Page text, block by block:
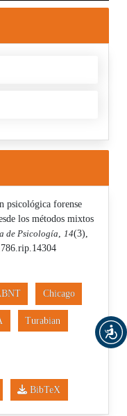
psicológica forense
los métodos mixtos
de Psicología 14(3),
Chicago
Turabian
BibTeX